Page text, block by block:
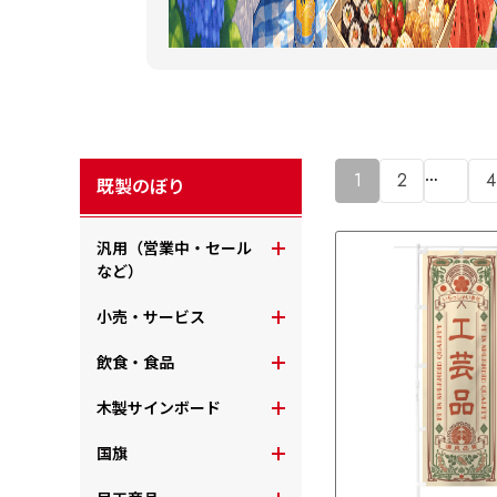
既製のぼり
汎用（営業中・セール
など）
小売・サービス
飲食・食品
木製サインボード
国旗
1 2 … 4